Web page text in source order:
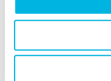
Til deg
timer gratis